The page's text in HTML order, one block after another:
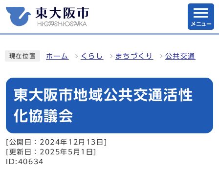
メニュー
現在位置 ホーム くらし まちづくり 公共交通
東大阪市地域公共交通活性
化協議会
[公開日：2024年12月13日]
[更新日：2025年5月1日]
ID:40634